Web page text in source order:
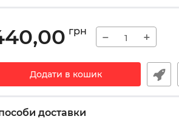
грн − +
Додати в кошик
доставки